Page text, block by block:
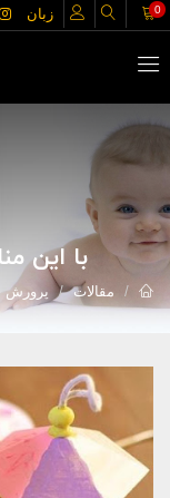
زبان 0
با این
مقالات پرورش